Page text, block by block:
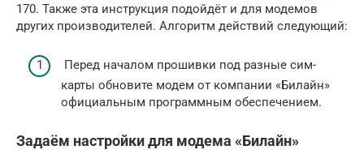
170. Также эта инструкция подойдёт и для модемов
других производителей. Алгоритм действий следующий:
Перед началом прошивки под разные сим-
карты обновите модем от компании «Билайн»
официальным программным обеспечением.
Задаём настройки для модема «Билайн»